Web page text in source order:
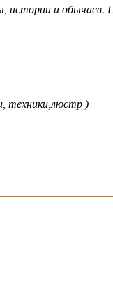
и обычаев.
техники,люстр )